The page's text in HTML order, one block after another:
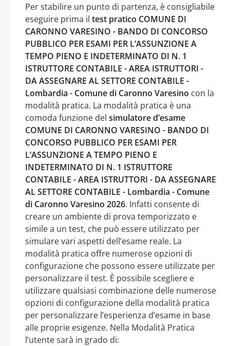
Per stabilire un punto di partenza, è consigliabile
eseguire prima il test pratico COMUNE DI
CARONNO VARESINO - BANDO DI CONCORSO
PUBBLICO PER ESAMI PER L’ASSUNZIONE A
TEMPO PIENO E INDETERMINATO DI N. 1
ISTRUTTORE CONTABILE - AREA ISTRUTTORI -
DA ASSEGNARE AL SETTORE CONTABILE -
Lombardia - Comune di Caronno Varesino con la
modalità pratica. La modalità pratica è una
comoda funzione del simulatore d’esame
COMUNE DI CARONNO VARESINO - BANDO DI
CONCORSO PUBBLICO PER ESAMI PER
L’ASSUNZIONE A TEMPO PIENO E
INDETERMINATO DI N. 1 ISTRUTTORE
CONTABILE - AREA ISTRUTTORI - DA ASSEGNARE
AL SETTORE CONTABILE - Lombardia - Comune
di Caronno Varesino 2026. Infatti consente di
creare un ambiente di prova temporizzato e
simile a un test, che può essere utilizzato per
simulare vari aspetti dell’esame reale. La
modalità pratica offre numerose opzioni di
configurazione che possono essere utilizzate per
personalizzare il test. È possibile scegliere e
utilizzare qualsiasi combinazione delle numerose
opzioni di configurazione della modalità pratica
per personalizzare l’esperienza d’esame in base
alle proprie esigenze. Nella Modalità Pratica
l’utente sarà in grado di: